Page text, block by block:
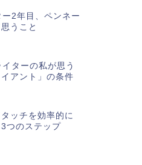
2年目、ペンネー
うこと
ターの私が思う
イアント」の条件
ッチを効率的に
つのステップ